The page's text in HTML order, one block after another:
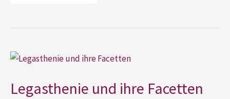
Legasthenie und ihre Facetten
Legasthenie
und